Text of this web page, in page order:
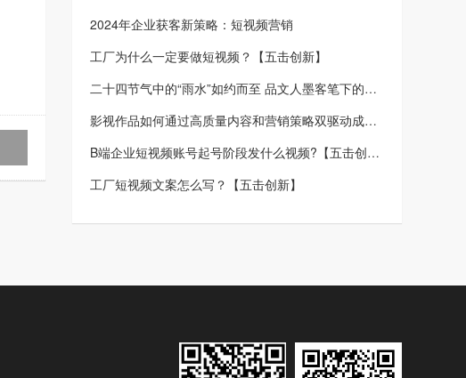
2024年企业获客新策略：短视频营销
工厂为什么一定要做短视频？【五击创新】
二十四节气中的“雨水”如约而至 品文人墨客笔下的人间浪漫
影视作品如何通过高质量内容和营销策略双驱动成功【五击创新】
B端企业短视频账号起号阶段发什么视频?【五击创新】
工厂短视频文案怎么写？【五击创新】